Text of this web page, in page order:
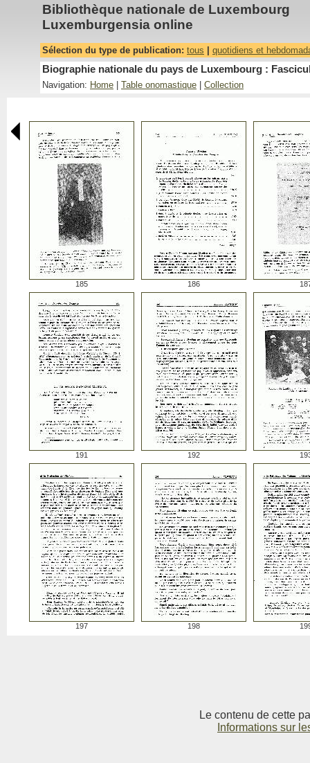
Bibliothèque nationale de Luxembourg
Luxemburgensia online
Sélection du type de publication: tous quotidiens et
Biographie nationale du pays de Luxembourg :
Navigation: Home Table onomastique Collection
185 186
191 192
197 198
Le contenu de cette
Informations sur